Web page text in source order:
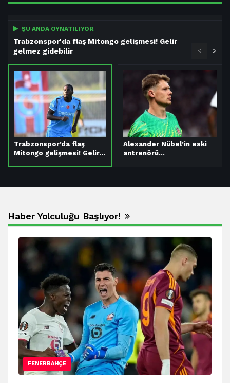
ŞU ANDA OYNATILIYOR
Trabzonspor'da flaş Mitongo gelişmesi! Gelir
gelmez gidebilir
Trabzonspor’da flaş
Mitongo gelişmesi! Gelir…
Alexander Nübel’in eski
antrenörü…
< >
Haber Yolculuğu Başlıyor!
FENERBAHÇE